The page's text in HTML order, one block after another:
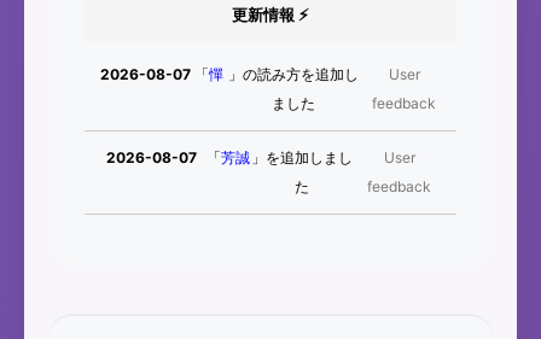
更新情報 ⚡
2026-08-07 「憚 」の読み方を追加し
ました
User
feedback
2026-08-07 「芳誠 」を追加しまし
た
User
feedback